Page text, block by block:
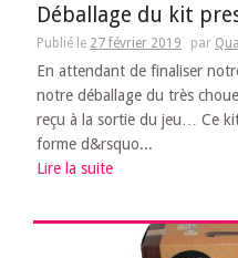
Déballage du kit
Publié le 27 février 2019 par
En attendant de finaliser
notre déballage du très
reçu à la sortie du jeu… Ce
forme d&rsquo...
Lire la suite